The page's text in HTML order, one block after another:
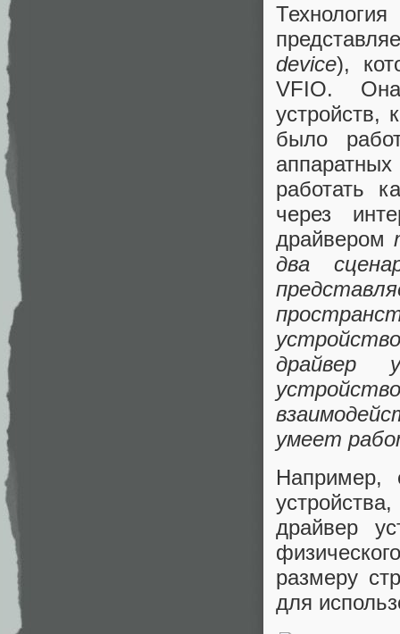
device),
VFIO. Она
устройств,
было
работать
через
драйвером
два
драйвер
умеет
Например,
драйвер
размеру
для